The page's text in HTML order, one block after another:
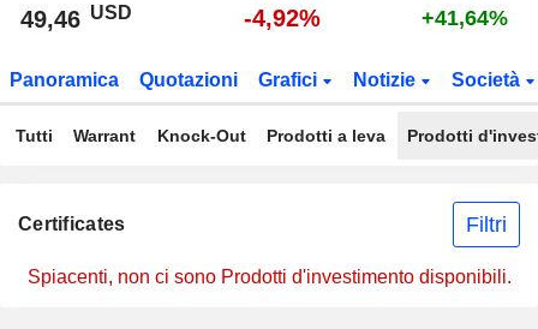
49,46 USD -4,92% +41,64%
Panoramica Quotazioni Grafici Notizie Società
Tutti Warrant Knock-Out Prodotti a leva Prodotti
Certificates Filtri
Spiacenti, non ci sono Prodotti d'investimento disponibili.